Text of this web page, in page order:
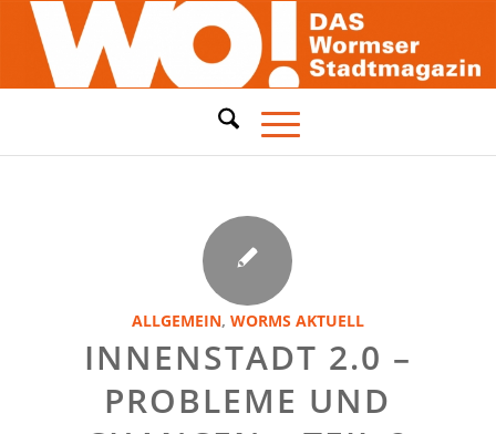
ALLGEMEIN, WORMS AKTUELL
INNENSTADT 2.0 –
PROBLEME UND